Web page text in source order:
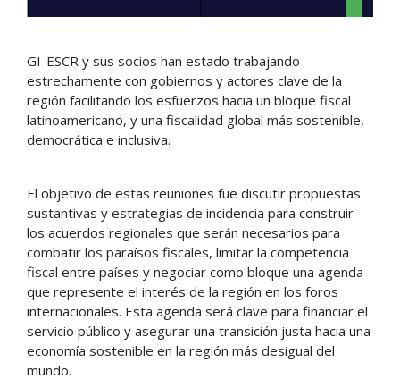
GI-ESCR y sus socios han estado trabajando
estrechamente con gobiernos y actores clave de la
región facilitando los esfuerzos hacia un bloque fiscal
latinoamericano, y una fiscalidad global más sostenible,
democrática e inclusiva.
El objetivo de estas reuniones fue discutir propuestas
sustantivas y estrategias de incidencia para construir
los acuerdos regionales que serán necesarios para
combatir los paraísos fiscales, limitar la competencia
fiscal entre países y negociar como bloque una agenda
que represente el interés de la región en los foros
internacionales. Esta agenda será clave para financiar el
servicio público y asegurar una transición justa hacia una
economía sostenible en la región más desigual del
mundo.